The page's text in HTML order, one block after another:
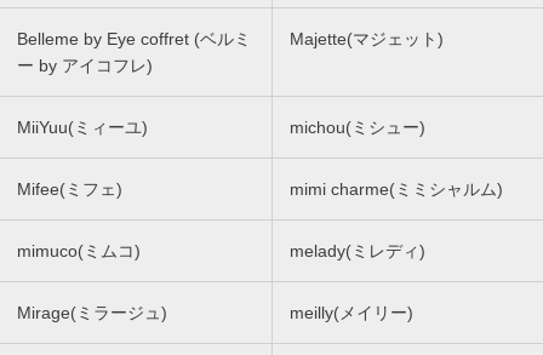
Belleme by Eye coffret (ベルミ
ー by アイコフレ)
Majette(マジェット)
MiiYuu(ミィーユ) michou(ミシュー)
Mifee(ミフェ) mimi charme(ミミシャルム)
mimuco(ミムコ) melady(ミレディ)
Mirage(ミラージュ) meilly(メイリー)